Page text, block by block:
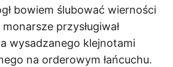
bowiem ślubować wierności
przysługiwał
wysadzanego klejnotami
na orderowym łańcuchu.